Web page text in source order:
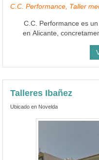
C.C. Performance, Taller
C.C. Performance es
en Alicante,
Talleres Ibañez
Ubicado en Novelda